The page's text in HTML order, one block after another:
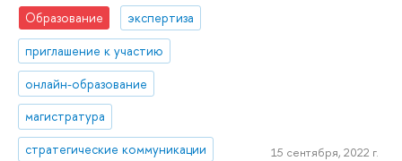
Образование
экспертиза
приглашение к участию
онлайн-образование
магистратура
стратегические коммуникации
15 сентября, 2022 г.